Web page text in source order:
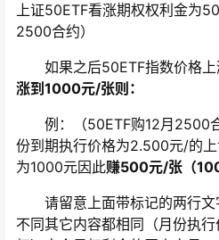
上证50ETF看涨期权权利金为
2500合约）
如果之后50ETF指数价格上
涨到1000元/张则：
例：（50ETF购12月2500合
份到期执行价格为2.500元/的
为1000元因此赚500元/张（
请留意上面带标记的两行文
不同其它内容都相同（月份执